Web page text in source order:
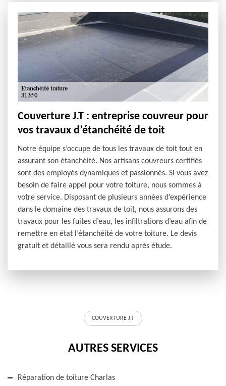
Couverture J.T : entreprise couvreur pour
vos travaux d’étanchéité de toit
Notre équipe s’occupe de tous les travaux de toit tout en
assurant son étanchéité. Nos artisans couvreurs certifiés
sont des employés dynamiques et passionnés. Si vous avez
besoin de faire appel pour votre toiture, nous sommes à
votre service. Disposant de plusieurs années d’expérience
dans le domaine des travaux de toit, nous assurons des
travaux pour les fuites d’eau, les infiltrations d’eau afin de
remettre en état l’étanchéité de votre toiture. Le devis
gratuit et détaillé vous sera rendu après étude.
COUVERTURE J.T
AUTRES SERVICES
Réparation de toiture Charlas